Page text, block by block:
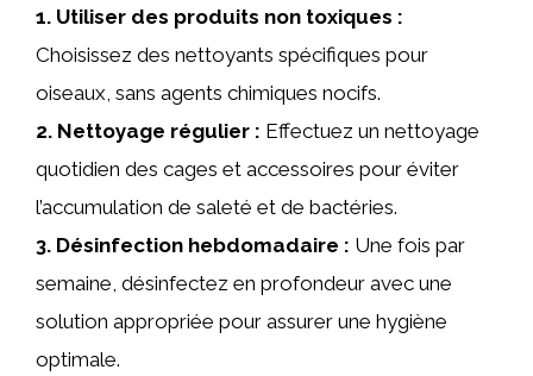
1. Utiliser des produits non toxiques :
Choisissez des nettoyants spécifiques pour
oiseaux, sans agents chimiques nocifs.
2. Nettoyage régulier : Effectuez un nettoyage
quotidien des cages et accessoires pour éviter
l’accumulation de saleté et de bactéries.
3. Désinfection hebdomadaire : Une fois par
semaine, désinfectez en profondeur avec une
solution appropriée pour assurer une hygiène
optimale.